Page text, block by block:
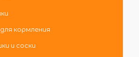
кормления
и соски